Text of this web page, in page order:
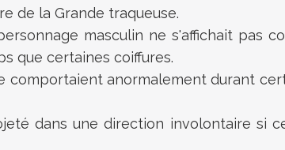
de la Grande traqueuse.
masculin ne s'affichait pas
que certaines coiffures.
comportaient anormalement durant
dans une direction involontaire si